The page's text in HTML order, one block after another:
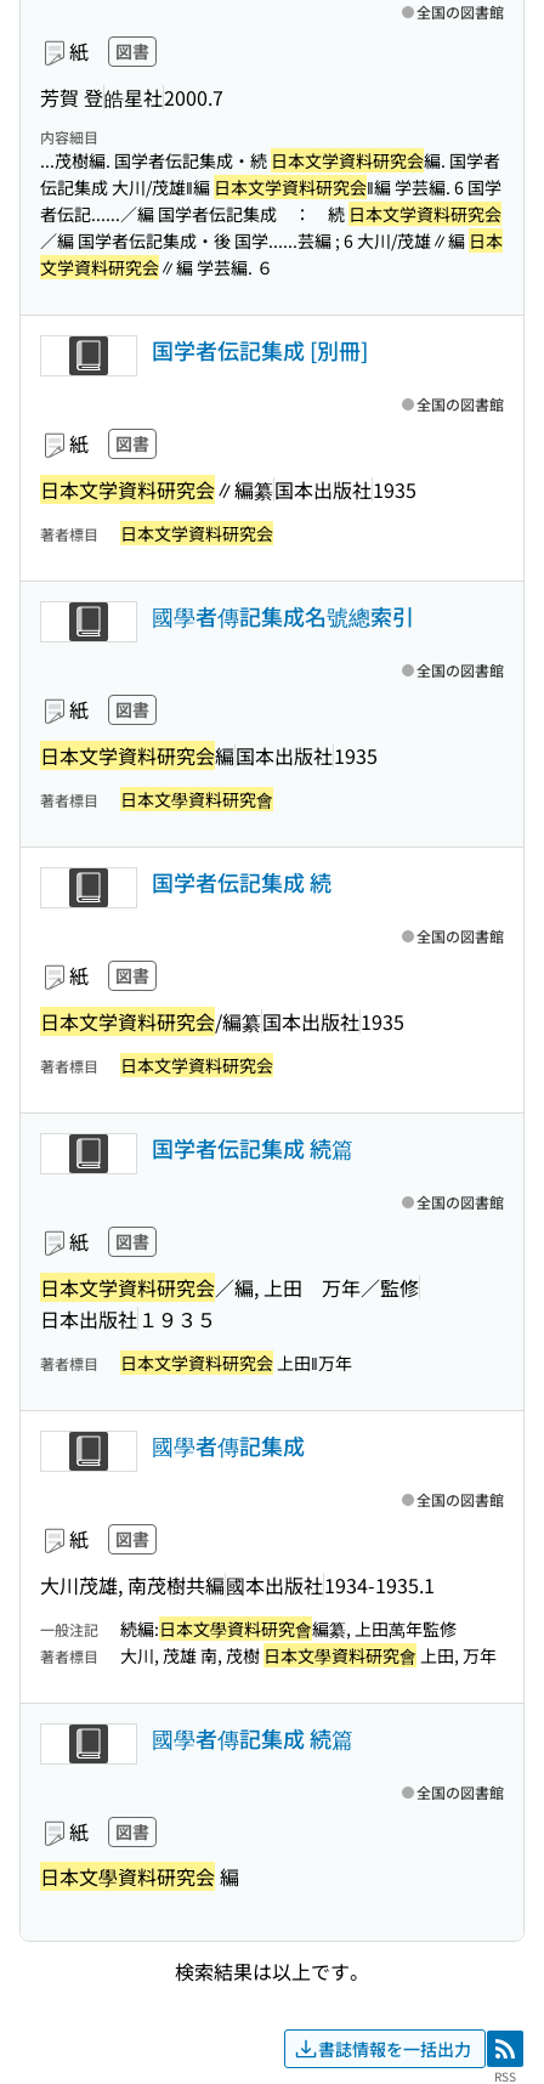
紙 図書
芳賀 登皓星社2000.7
全国の図書館
内容細目
...茂樹編. 国学者伝記集成・続 日本文学資料研究会編. 国学者
伝記集成 大川/茂雄‖編 日本文学資料研究会‖編 学芸編. 6 国学
者伝記......／編 国学者伝記集成 ： 続 日本文学資料研究会
／編 国学者伝記集成・後 国学......芸編 ; 6 大川/茂雄∥編 日本
文学資料研究会∥編 学芸編. ６
国学者伝記集成 [別冊]
紙 図書
日本文学資料研究会∥編纂国本出版社1935
全国の図書館
著者標目 日本文学資料研究会
國學者傳記集成名號總索引
紙 図書
日本文学資料研究会編国本出版社1935
全国の図書館
著者標目 日本文學資料研究會
国学者伝記集成 続
紙 図書
日本文学資料研究会/編纂国本出版社1935
全国の図書館
著者標目 日本文学資料研究会
国学者伝記集成 続篇
紙 図書
日本文学資料研究会／編, 上田 万年／監修
日本出版社 １９３５
全国の図書館
著者標目 日本文学資料研究会上田‖万年
國學者傳記集成
紙 図書
大川茂雄, 南茂樹共編國本出版社1934-1935.1
全国の図書館
一般注記 続編:日本文學資料研究會編纂, 上田萬年監修
著者標目 大川, 茂雄 南, 茂樹 日本文學資料研究會 上田, 万年
國學者傳記集成 続篇
紙 図書
日本文學資料研究会編
全国の図書館
検索結果は以上です。
書誌情報を一括出力 RSS
RSS